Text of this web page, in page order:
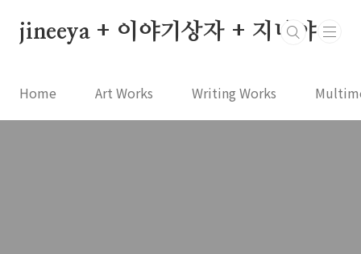
jineeya + 이야기상자 + 지니야
Home Art Works Writing Works